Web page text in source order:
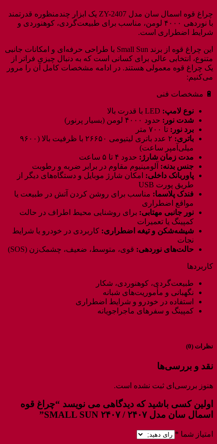
چراغ قوه اسمال سان مدل ZY-2407 یک ابزار چندمنظوره قدرتمند
با نوردهی ۴۰۰۰ لومن، مناسب برای طبیعت‌گردی، کوهنوردی و
شرایط اضطراری است.
این چراغ قوه از برند Small Sun با طراحی حرفه‌ای و امکانات جانبی
متنوع، انتخابی عالی برای کسانی است که به دنبال چیزی فراتر از
یک چراغ قوه معمولی هستند. در ادامه مشخصات کامل آن را مرور
می‌کنیم:
🔋 مشخصات فنی
نوع لامپ:
شدت نور: حدود ۴۰۰۰ لومن (بسیار پرنور)
برد نور: تا ۷۰۰ متر
باتری:
۲ عدد باتری لیتیومی ۲۶۶۵۰ با ظرفیت بالا (۹۶۰۰
میلی‌آمپر ساعت)
مدت زمان شارژ: حدود ۴ تا ۵ ساعت
جنس بدنه: آلومینیوم مقاوم در برابر ضربه و رطوبت
پاوربانک داخلی: امکان شارژ موبایل و دستگاه‌های دیگر از
طریق پورت USB
فندک پلاسما: مناسب برای روشن کردن آتش در طبیعت یا
مواقع اضطراری
نور جانبی مهتابی: برای روشنایی محیط اطراف در حالت
کمپینگ یا تعمیرات
شیشه‌شکن و تیغه اضطراری: کاربردی در خودرو یا شرایط
نجات
حالت‌های نوردهی: قوی، متوسط، ضعیف، چشمک‌زن (SOS)
کاربردها
طبیعت‌گردی، کوهنوردی، شکار
نگهبانی و مأموریت‌های شبانه
استفاده در خودرو و شرایط اضطراری
کمپینگ و سفرهای ماجراجویانه
نظرات (0)
نقد و بررسی‌ها
هنوز بررسی‌ای ثبت نشده است.
اولین کسی باشید که دیدگاهی می نویسد “چراغ قوه
اسمال سان مدل ۲۴۰۷ / SMALL SUN ۲۴۰۷”
امتیاز شما *